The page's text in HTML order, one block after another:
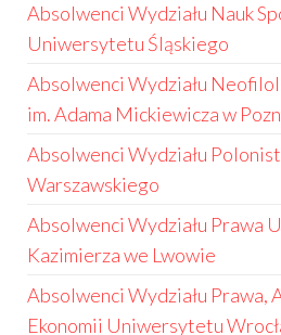
Absolwenci Wydziału Nauk
Uniwersytetu Śląskiego
Absolwenci Wydziału
im. Adama Mickiewicza w
Absolwenci Wydziału
Warszawskiego
Absolwenci Wydziału Prawa
Kazimierza we Lwowie
Absolwenci Wydziału Prawa,
Ekonomii Uniwersytetu